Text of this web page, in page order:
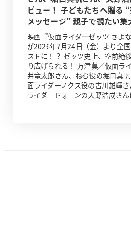
ビュー！ 子どもたちへ贈る
メッセージ” 親子で観たい集
映画『仮面ライダーゼッツ さよ
が2026年7月24日（金）より全
ストに！？ ゼッツ史上、空前絶
り広げられる！ 万津莫／仮面ラ
井竜太郎さん、ねむ役の堀口真
面ライダーノクス役の古川雄輝
ライダードォーンの天野浩成さん